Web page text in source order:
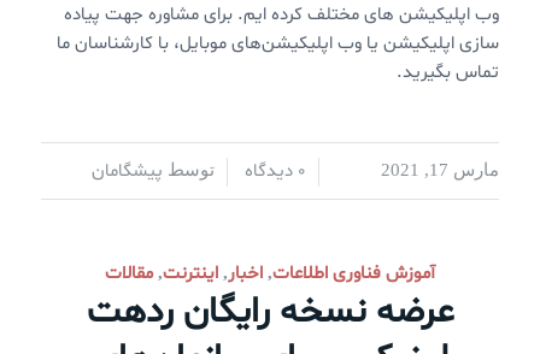
وب اپلیکیشن های مختلف کرده ایم. برای مشاوره جهت پیاده
سازی اپلیکیشن یا وب اپلیکیشن‌های موبایل، با کارشناسان ما
تماس بگیرید.
مارس 17, 2021 / 0 دیدگاه
/ توسط پیشگامان
آموزش فناوری اطلاعات, اخبار, اینترنت,مقالات
عرضه نسخه رایگان ردهت